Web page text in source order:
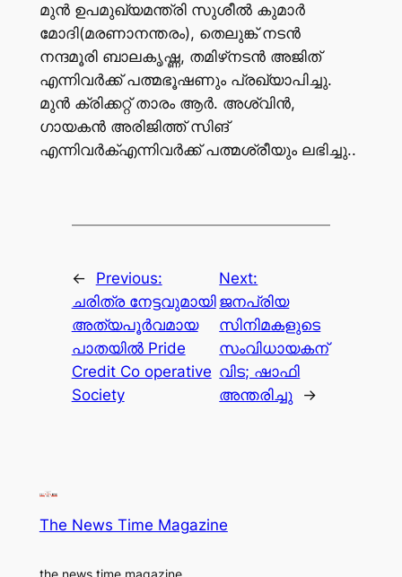
മുന്‍ ഉപമുഖ്യമന്ത്രി സുശീല്‍ കുമാര്‍
മോദി(മരണാനന്തരം), തെലുങ്ക് നടന്‍
നന്ദമൂരി ബാലകൃഷ്ണ, തമിഴ്‌നടന്‍ അജിത്
എന്നിവര്‍ക്ക് പത്മഭൂഷണും പ്രഖ്യാപിച്ചു.
മുന്‍ ക്രിക്കറ്റ് താരം ആര്‍. അശ്വിന്‍,
ഗായകന്‍ അരിജിത്ത് സിങ്
എന്നിവര്‍ക്എന്നിവര്‍ക്ക് പത്മശ്രീയും ലഭിച്ചു..
←
Previous:
ചരിത്ര നേട്ടവുമായി
അത്യപൂർവമായ
പാതയിൽ Pride
Credit Co operative
Society
Next:
ജനപ്രിയ
സിനിമകളുടെ
സംവിധായകന്
വിട; ഷാഫി
അന്തരിച്ചു
→
The News Time Magazine
the news time magazine